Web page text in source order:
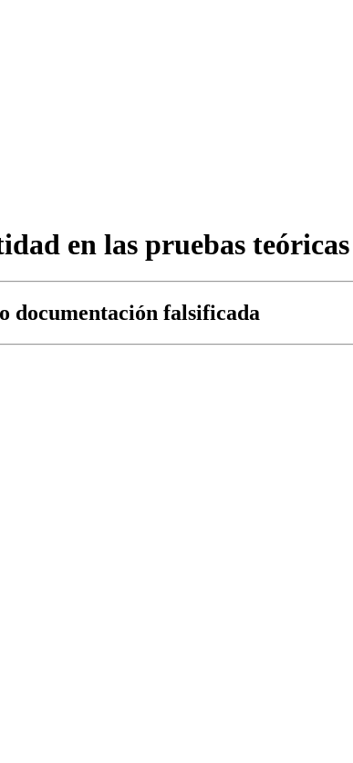
en las pruebas
documentación falsificada